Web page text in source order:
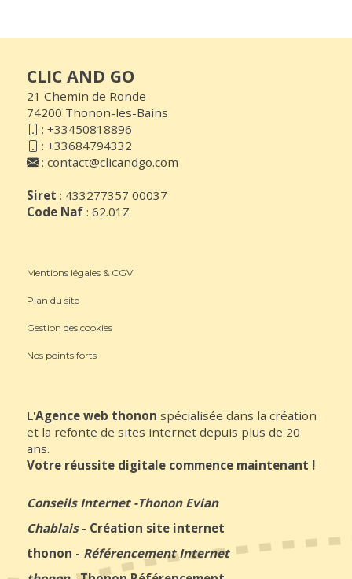
CLIC AND GO
21 Chemin de Ronde
74200 Thonon-les-Bains
: +33450818896
: +33684794332
: contact@clicandgo.com
Siret : 433277357 00037
Code Naf : 62.01Z
Mentions légales & CGV
Plan du site
Gestion des cookies
Nos points forts
L'Agence web thonon spécialisée dans la création
et la refonte de sites internet depuis plus de 20
ans.
Votre réussite digitale commence maintenant !
Conseils Internet-Thonon Evian
Chablais- Création site internet
thonon - Référencement Internet